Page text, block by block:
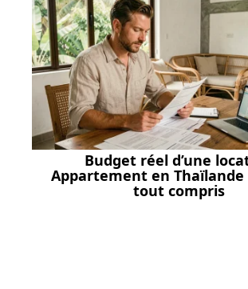
Budget réel d’une
Appartement en Thaïlande
tout compris